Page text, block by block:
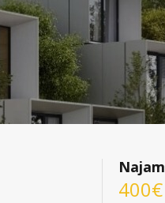
Najam
400€